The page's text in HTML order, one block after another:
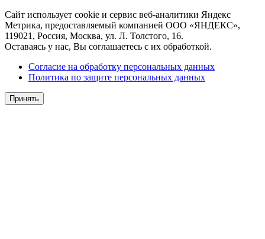
Сайт использует cookie и сервис веб-аналитики Яндекс
Метрика, предоставляемый компанией ООО «ЯНДЕКС»,
119021, Россия, Москва, ул. Л. Толстого, 16.
Оставаясь у нас, Вы соглашаетесь с их обработкой.
Согласие на обработку персональных данных
Политика по защите персональных данных
Принять